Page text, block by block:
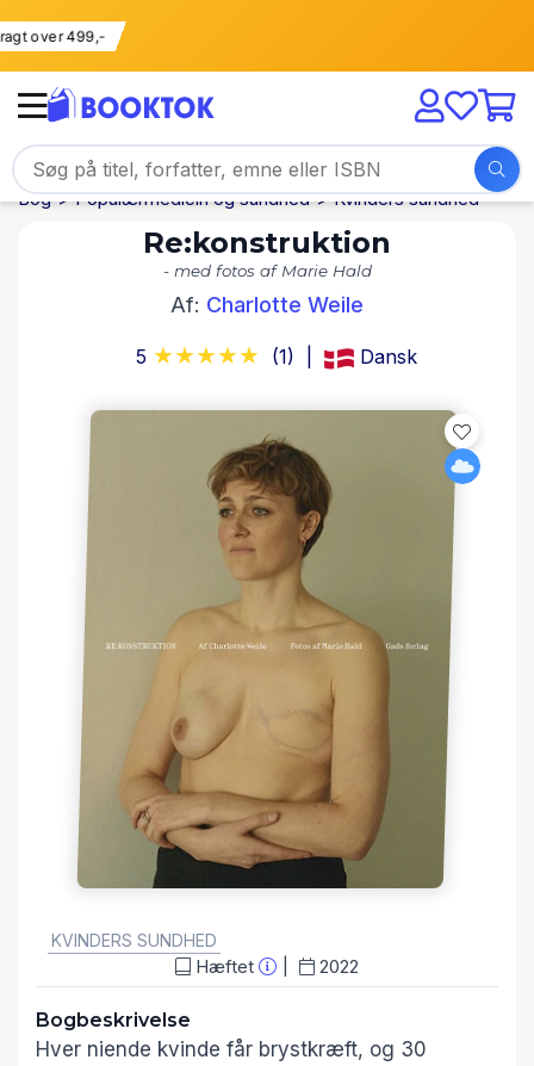
fragt over 499,-
Bog Populærmedicin og sundhed Kvinders sundhed
Re:konstruktion
- med fotos af Marie Hald
Af: Charlotte Weile
5 (1) Dansk
KVINDERS SUNDHED
Hæftet 2022
Bogbeskrivelse
Hver niende kvinde får brystkræft, og 30